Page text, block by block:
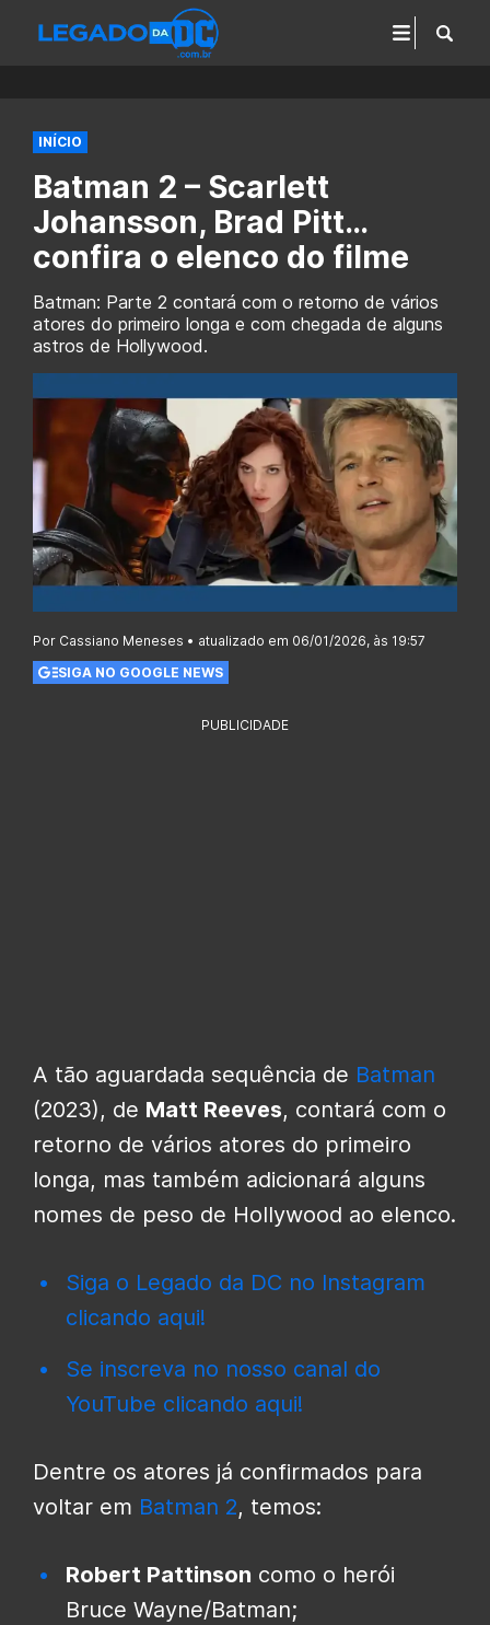
INÍCIO
Batman 2 – Scarlett
Johansson, Brad Pitt…
confira o elenco do filme
Batman: Parte 2 contará com o retorno de vários
atores do primeiro longa e com chegada de alguns
astros de Hollywood.
Por Cassiano Meneses • atualizado em 06/01/2026, às 19:57
SIGA NO GOOGLE NEWS
PUBLICIDADE
A tão aguardada sequência de Batman
(2023), de Matt Reeves, contará com o
retorno de vários atores do primeiro
longa, mas também adicionará alguns
nomes de peso de Hollywood ao elenco.
Siga o Legado da DC no Instagram
clicando aqui!
Se inscreva no nosso canal do
YouTube clicando aqui!
Dentre os atores já confirmados para
voltar em Batman 2, temos:
Robert Pattinson como o herói
Bruce Wayne/Batman;